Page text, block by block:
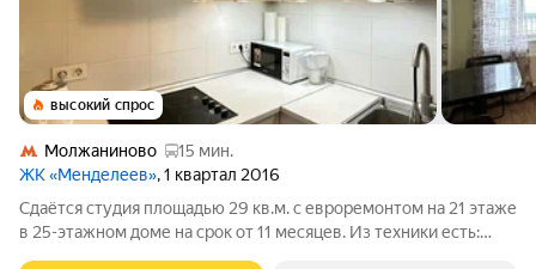
высокий спрос
Молжаниново
15 мин.
ЖК «Менделеев», 1 квартал 2016
Сдаётся студия площадью 29 кв.м. с евроремонтом на 21 этаже
в 25-этажном доме на срок от 11 месяцев. Из техники есть: